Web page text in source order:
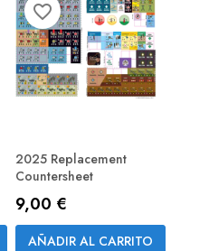
PREPEDIDO
(RESERVA)
2025 Replacement
Countersheet
Precio
9,00 €
AÑADIR AL CARRITO
favorite_border